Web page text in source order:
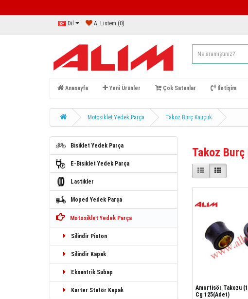
Dil A. Listem (0)
Anasayfa Yeni Ürünler Çok Satanlar İletişim
Motosiklet Yedek Parça Takoz Burç Kauçuk
Bisiklet Yedek Parça
E-Bisiklet Yedek Parça
Lastikler
Moped Yedek Parça
Motosiklet Yedek Parça
Silindir Piston
Silindir Kapak
Eksantrik Subap
Karter Statör Kapak
Takoz Burç
Amortisör Takozu
Cg 125(Adet)